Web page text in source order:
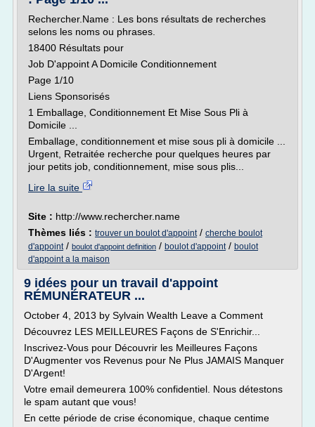
Rechercher.Name : Les bons résultats de recherches
selons les noms ou phrases.
18400 Résultats pour
Job D'appoint A Domicile Conditionnement
Page 1/10
Liens Sponsorisés
1 Emballage, Conditionnement Et Mise Sous Pli à
Domicile ...
Emballage, conditionnement et mise sous pli à domicile ...
Urgent, Retraitée recherche pour quelques heures par
jour petits job, conditionnement, mise sous plis...
Lire la suite
Site : http://www.rechercher.name
Thèmes liés : trouver un boulot d'appoint/ cherche boulot
d'appoint/ boulot d'appoint definition / boulot d'appoint/ boulot
d'appoint a la maison
9 idées pour un travail d'appoint
RÉMUNÉRATEUR ...
October 4, 2013 by Sylvain Wealth Leave a Comment
Découvrez LES MEILLEURES Façons de S'Enrichir...
Inscrivez-Vous pour Découvrir les Meilleures Façons
D'Augmenter vos Revenus pour Ne Plus JAMAIS Manquer
D'Argent!
Votre email demeurera 100% confidentiel. Nous détestons
le spam autant que vous!
En cette période de crise économique, chaque centime